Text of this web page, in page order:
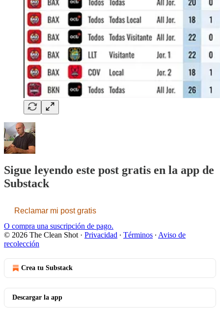
Sigue leyendo este post gratis en la app de
Substack
Reclamar mi post gratis
O compra una suscripción de pago.
© 2026 The Clean Shot · Privacidad ∙ Términos ∙ Aviso de
recolección
Crea tu Substack
Descargar la app